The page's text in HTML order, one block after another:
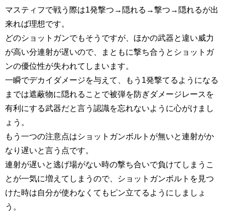
マスティフで戦う際は1発撃つ→隠れる→撃つ→隠れるが出
来れば理想です。
どのショットガンでもそうですが、ほかの武器と違い威力
が高い分連射が遅いので、まともに撃ち合うとショットガ
ンの優位性が失われてしまいます。
一瞬でデカイダメージを与えて、もう1発撃てるようになる
までは遮蔽物に隠れることで被弾を防ぎダメージレースを
有利にする武器だと言う認識を忘れないように心がけまし
ょう。
もう一つの注意点はショットガンボルトが無いと連射がか
なり遅いと言う点です。
連射が遅いと逃げ場がない時の撃ち合いで負けてしまうこ
とが一気に増えてしまうので、ショットガンボルトを見つ
けた時は自分が使わなくてもピン立てるようにしましょ
う。